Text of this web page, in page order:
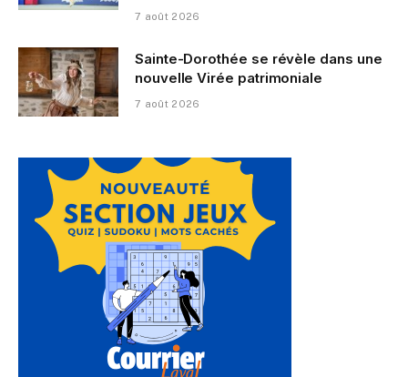
7 août 2026
Sainte-Dorothée se révèle dans une
nouvelle Virée patrimoniale
7 août 2026